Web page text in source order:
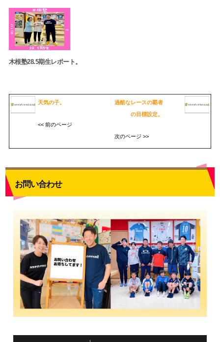
木根塾28.5期生レポート。
天気の子。
<< 前のページ
過酷なレースの覇者
の目標設定。
次のページ >>
お問い合わせ